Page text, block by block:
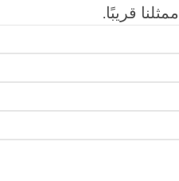
قريبًا.